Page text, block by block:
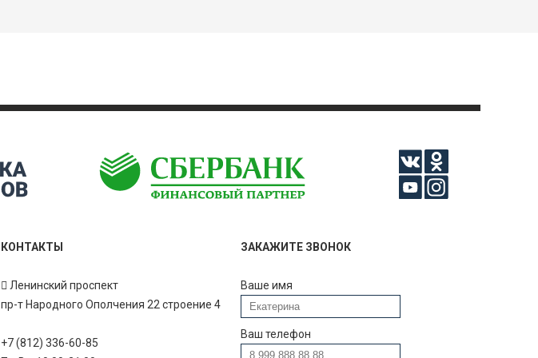
КОНТАКТЫ
Ленинский проспект
пр-т Народного Ополчения 22 строение 4
+7 (812) 336-60-85
ЗАКАЖИТЕ ЗВОНОК
Ваше имя
Ваш телефон